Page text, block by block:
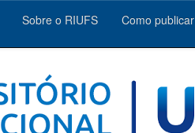
Sobre o RIUFS Como publicar